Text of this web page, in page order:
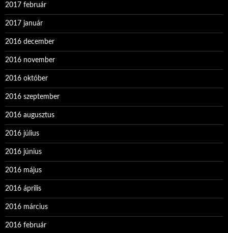
2017 február
2017 január
2016 december
2016 november
2016 október
2016 szeptember
2016 augusztus
2016 július
2016 június
2016 május
2016 április
2016 március
2016 február